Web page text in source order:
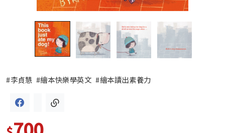
#李貞慧 #繪本快樂學英文 #繪本讀出素養力